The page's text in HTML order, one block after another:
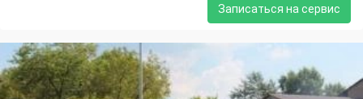
Записаться на сервис